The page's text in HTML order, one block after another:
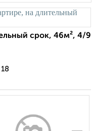
срок, 46м², 4/9